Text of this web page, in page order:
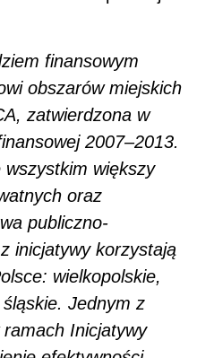
finansowym
obszarów miejskich
zatwierdzona w
2007–2013.
wszystkim większy
oraz
publiczno-
inicjatywy korzystają
wielkopolskie,
Jednym z
ramach Inicjatywy